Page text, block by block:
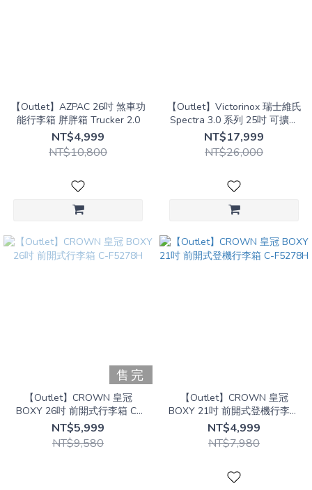
【Outlet】AZPAC 26吋 煞車功
能行李箱 胖胖箱 Trucker 2.0
NT$4,999
NT$10,800
【Outlet】Victorinox 瑞士維氏
Spectra 3.0 系列 25吋 可擴容
行李箱 611759/611760
NT$17,999
NT$26,000
售完
【Outlet】CROWN 皇冠
BOXY 26吋 前開式行李箱 C-
F5278H
NT$5,999
NT$9,580
【Outlet】CROWN 皇冠
BOXY 21吋 前開式登機行李箱
C-F5278H
NT$4,999
NT$7,980